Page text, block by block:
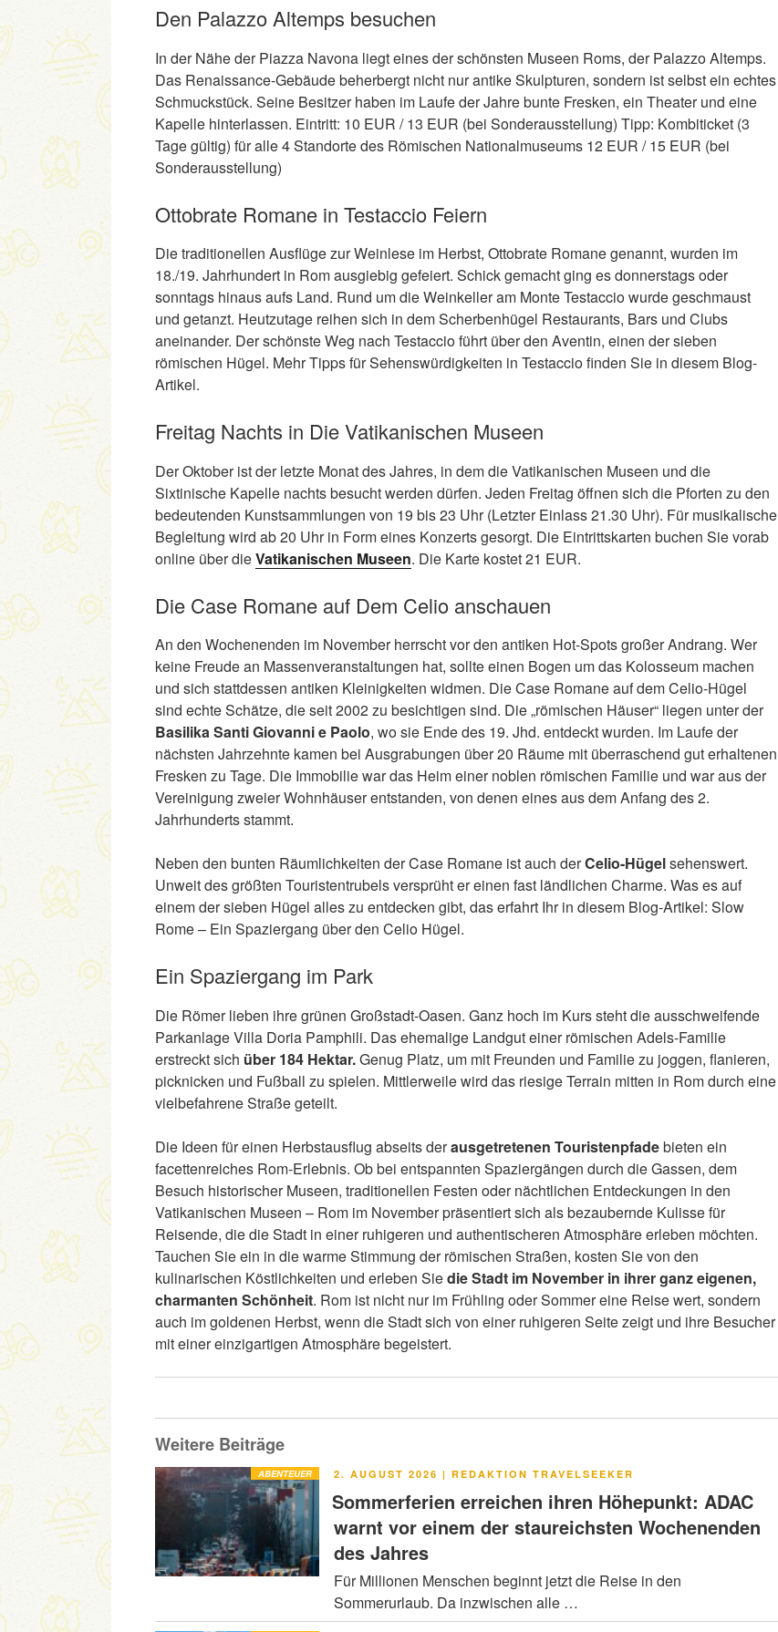
Den Palazzo Altemps besuchen
In der Nähe der Piazza Navona liegt eines der schönsten Museen Roms, der Palazzo Altemps.
Das Renaissance-Gebäude beherbergt nicht nur antike Skulpturen, sondern ist selbst ein echtes
Schmuckstück. Seine Besitzer haben im Laufe der Jahre bunte Fresken, ein Theater und eine
Kapelle hinterlassen. Eintritt: 10 EUR / 13 EUR (bei Sonderausstellung) Tipp: Kombiticket (3
Tage gültig) für alle 4 Standorte des Römischen Nationalmuseums 12 EUR / 15 EUR (bei
Sonderausstellung)
Ottobrate Romane in Testaccio Feiern
Die traditionellen Ausflüge zur Weinlese im Herbst, Ottobrate Romane genannt, wurden im
18./19. Jahrhundert in Rom ausgiebig gefeiert. Schick gemacht ging es donnerstags oder
sonntags hinaus aufs Land. Rund um die Weinkeller am Monte Testaccio wurde geschmaust
und getanzt. Heutzutage reihen sich in dem Scherbenhügel Restaurants, Bars und Clubs
aneinander. Der schönste Weg nach Testaccio führt über den Aventin, einen der sieben
römischen Hügel. Mehr Tipps für Sehenswürdigkeiten in Testaccio finden Sie in diesem Blog-
Artikel.
Freitag Nachts in Die Vatikanischen Museen
Der Oktober ist der letzte Monat des Jahres, in dem die Vatikanischen Museen und die
Sixtinische Kapelle nachts besucht werden dürfen. Jeden Freitag öffnen sich die Pforten zu den
bedeutenden Kunstsammlungen von 19 bis 23 Uhr (Letzter Einlass 21.30 Uhr). Für musikalische
Begleitung wird ab 20 Uhr in Form eines Konzerts gesorgt. Die Eintrittskarten buchen Sie vorab
online über dieVatikanischen Museen. Die Karte kostet 21 EUR.
Die Case Romane auf Dem Celio anschauen
An den Wochenenden im November herrscht vor den antiken Hot-Spots großer Andrang. Wer
keine Freude an Massenveranstaltungen hat, sollte einen Bogen um das Kolosseum machen
und sich stattdessen antiken Kleinigkeiten widmen. Die Case Romane auf dem Celio-Hügel
sind echte Schätze, die seit 2002 zu besichtigen sind. Die „römischen Häuser“ liegen unter der
Basilika Santi Giovanni e Paolo, wo sie Ende des 19. Jhd. entdeckt wurden. Im Laufe der
nächsten Jahrzehnte kamen bei Ausgrabungen über 20 Räume mit überraschend gut erhaltenen
Fresken zu Tage. Die Immobilie war das Heim einer noblen römischen Familie und war aus der
Vereinigung zweier Wohnhäuser entstanden, von denen eines aus dem Anfang des 2.
Jahrhunderts stammt.
Neben den bunten Räumlichkeiten der Case Romane ist auch derCelio-Hügelsehenswert.
Unweit des größten Touristentrubels versprüht er einen fast ländlichen Charme. Was es auf
einem der sieben Hügel alles zu entdecken gibt, das erfahrt Ihr in diesem Blog-Artikel: Slow
Rome – Ein Spaziergang über den Celio Hügel.
Ein Spaziergang im Park
Die Römer lieben ihre grünen Großstadt-Oasen. Ganz hoch im Kurs steht die ausschweifende
Parkanlage Villa Doria Pamphili. Das ehemalige Landgut einer römischen Adels-Familie
erstreckt sich über 184 Hektar.Genug Platz, um mit Freunden und Familie zu joggen, flanieren,
picknicken und Fußball zu spielen. Mittlerweile wird das riesige Terrain mitten in Rom durch eine
vielbefahrene Straße geteilt.
Die Ideen für einen Herbstausflug abseits derausgetretenen Touristenpfadebieten ein
facettenreiches Rom-Erlebnis. Ob bei entspannten Spaziergängen durch die Gassen, dem
Besuch historischer Museen, traditionellen Festen oder nächtlichen Entdeckungen in den
Vatikanischen Museen – Rom im November präsentiert sich als bezaubernde Kulisse für
Reisende, die die Stadt in einer ruhigeren und authentischeren Atmosphäre erleben möchten.
Tauchen Sie ein in die warme Stimmung der römischen Straßen, kosten Sie von den
kulinarischen Köstlichkeiten und erleben Siedie Stadt im November in ihrer ganz eigenen,
charmanten Schönheit. Rom ist nicht nur im Frühling oder Sommer eine Reise wert, sondern
auch im goldenen Herbst, wenn die Stadt sich von einer ruhigeren Seite zeigt und ihre Besucher
mit einer einzigartigen Atmosphäre begeistert.
Weitere Beiträge
ABENTEUER
VERÖFFENTLICHT
2. AUGUST 2026 | REDAKTION TRAVELSEEKER
Sommerferien erreichen ihren Höhepunkt: ADAC
warnt vor einem der staureichsten Wochenenden
des Jahres
Für Millionen Menschen beginnt jetzt die Reise in den
Sommerurlaub. Da inzwischen alle …